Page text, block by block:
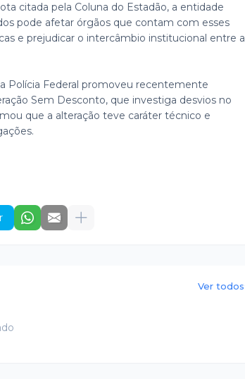
citada pela Coluna do Estadão, a entidade
pode afetar órgãos que contam com esses
e prejudicar o intercâmbio institucional entre a
Polícia Federal promoveu recentemente
Sem Desconto, que investiga desvios no
que a alteração teve caráter técnico e
Ver todos